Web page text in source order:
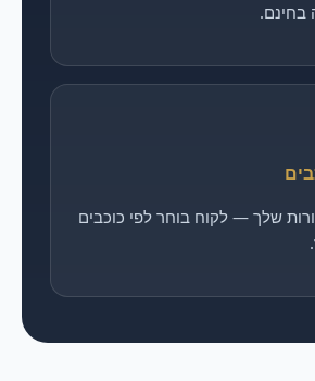
בחינם.
שלך — לקוח בוחר לפי כוכבים